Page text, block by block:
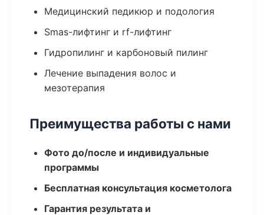
Медицинский педикюр и подология
Smas-лифтинг и rf-лифтинг
Гидропилинг и карбоновый пилинг
Лечение выпадения волос и
мезотерапия
Преимущества работы с нами
Фото до/после и индивидуальные
программы
Бесплатная консультация косметолога
Гарантия результата и